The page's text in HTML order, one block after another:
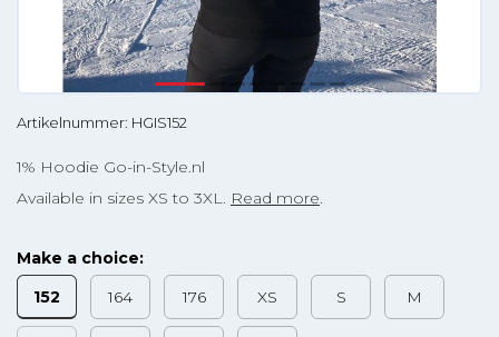
Artikelnummer: HGIS152
1% Hoodie Go-in-Style.nl
Available in sizes XS to 3XL. Read more.
Make a choice:
152
164 176 XS S M